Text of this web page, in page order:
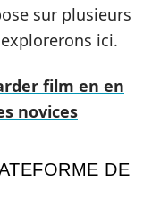
sur plusieurs
ici.
film en en
novices
DE